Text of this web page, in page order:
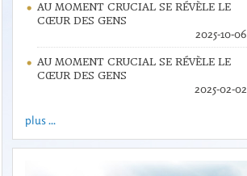
AU MOMENT CRUCIAL SE RÉVÈLE LE
CŒUR DES GENS
2025-10-06
AU MOMENT CRUCIAL SE RÉVÈLE LE
CŒUR DES GENS
2025-02-02
plus ...